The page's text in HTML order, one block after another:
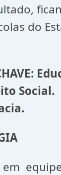
do
Social.
em